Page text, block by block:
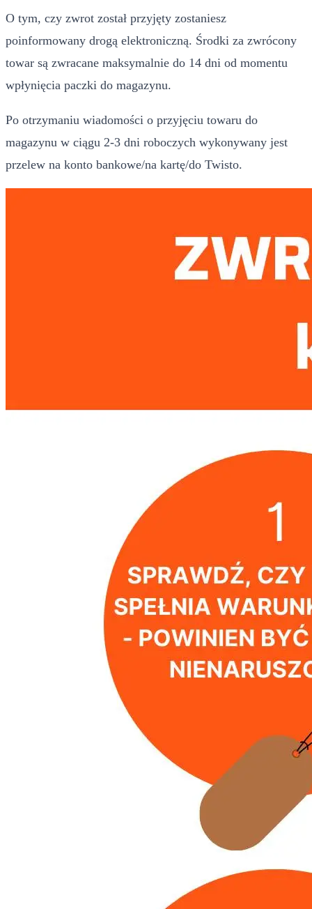
O tym, czy zwrot został przyjęty zostaniesz
poinformowany drogą elektroniczną. Środki za zwrócony
towar są zwracane maksymalnie do 14 dni od momentu
wpłynięcia paczki do magazynu.
Po otrzymaniu wiadomości o przyjęciu towaru do
magazynu w ciągu 2-3 dni roboczych wykonywany jest
przelew na konto bankowe/na kartę/do Twisto.